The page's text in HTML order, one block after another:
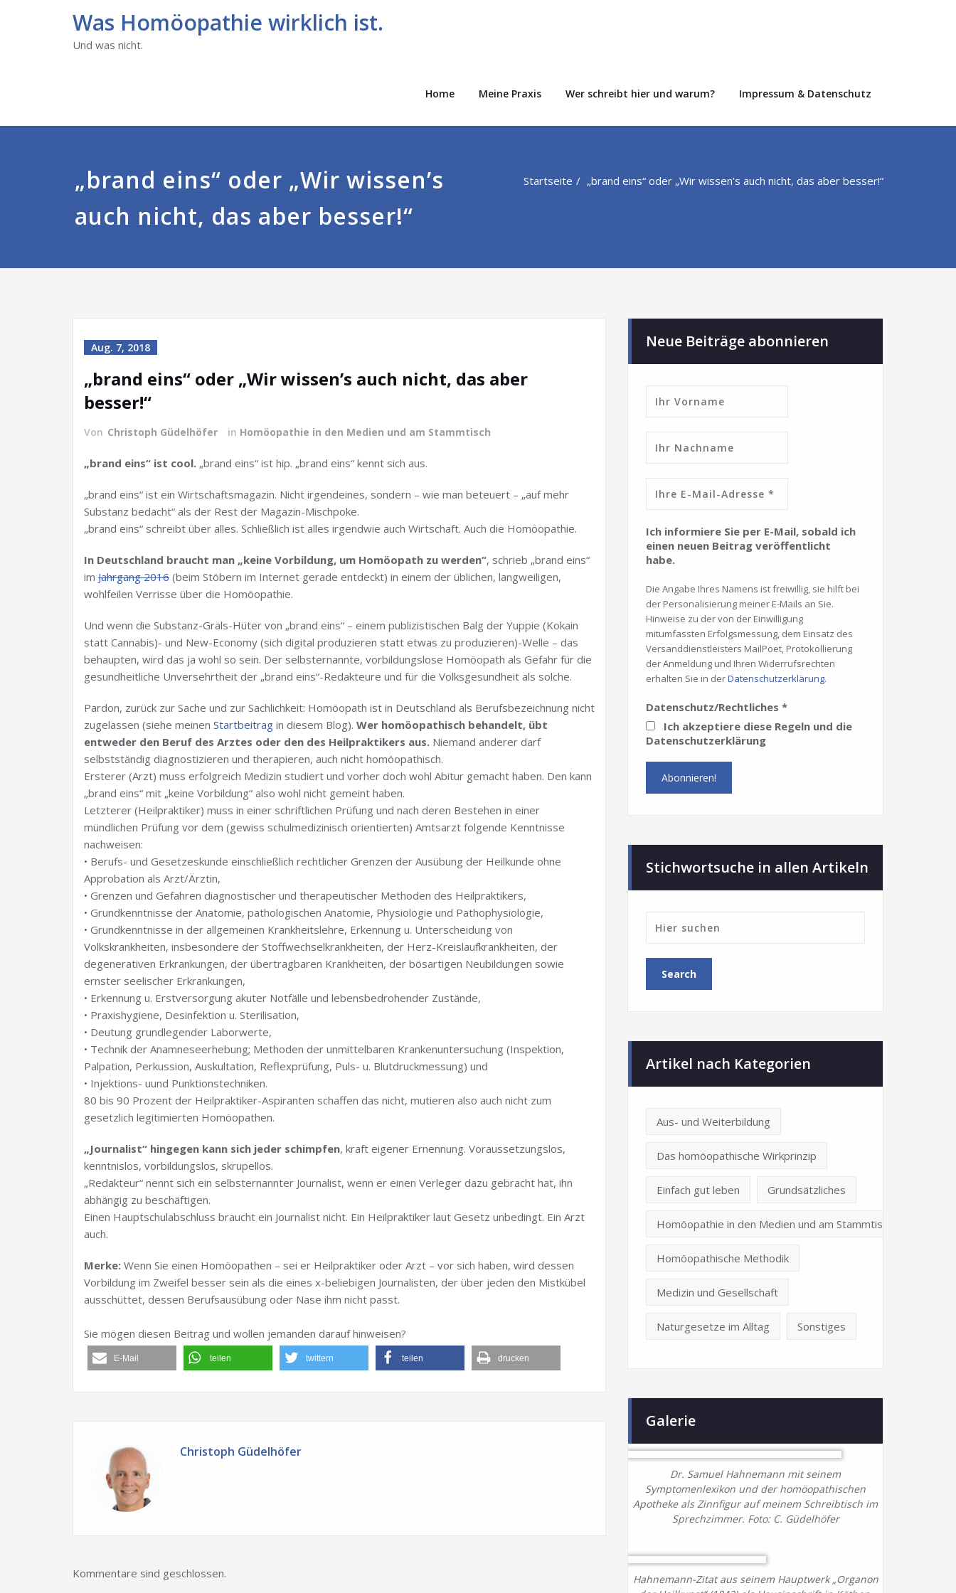
für Patienten und Homöopathen.
Was Homöopathie wirklich ist.
Und was nicht.
Home Meine Praxis Wer schreibt hier und warum? Impressum & Datenschutz
„brand eins“ oder „Wir wissen’s
auch nicht, das aber besser!“
Startseite „brand eins“ oder „Wir wissen’s auch nicht, das aber besser!“
Aug. 7, 2018
„brand eins“ oder „Wir wissen’s auch nicht, das aber
besser!“
Von Christoph Güdelhöfer in Homöopathie in den Medien und am Stammtisch
„brand eins“ ist cool. „brand eins“ ist hip. „brand eins“ kennt sich aus.
„brand eins“ ist ein Wirtschaftsmagazin. Nicht irgendeines, sondern – wie man beteuert – „auf mehr
Substanz bedacht“ als der Rest der Magazin-Mischpoke.
„brand eins“ schreibt über alles. Schließlich ist alles irgendwie auch Wirtschaft. Auch die Homöopathie.
In Deutschland braucht man „keine Vorbildung, um Homöopath zu werden“, schrieb „brand eins“
im Jahrgang 2016 (beim Stöbern im Internet gerade entdeckt) in einem der üblichen, langweiligen,
wohlfeilen Verrisse über die Homöopathie.
Und wenn die Substanz-Grals-Hüter von „brand eins“ – einem publizistischen Balg der Yuppie (Kokain
statt Cannabis)- und New-Economy (sich digital produzieren statt etwas zu produzieren)-Welle – das
behaupten, wird das ja wohl so sein. Der selbsternannte, vorbildungslose Homöopath als Gefahr für die
gesundheitliche Unversehrtheit der „brand eins“-Redakteure und für die Volksgesundheit als solche.
Pardon, zurück zur Sache und zur Sachlichkeit: Homöopath ist in Deutschland als Berufsbezeichnung nicht
zugelassen (siehe meinen Startbeitrag in diesem Blog). Wer homöopathisch behandelt, übt
entweder den Beruf des Arztes oder den des Heilpraktikers aus. Niemand anderer darf
selbstständig diagnostizieren und therapieren, auch nicht homöopathisch.
Ersterer (Arzt) muss erfolgreich Medizin studiert und vorher doch wohl Abitur gemacht haben. Den kann
„brand eins“ mit „keine Vorbildung“ also wohl nicht gemeint haben.
Letzterer (Heilpraktiker) muss in einer schriftlichen Prüfung und nach deren Bestehen in einer
mündlichen Prüfung vor dem (gewiss schulmedizinisch orientierten) Amtsarzt folgende Kenntnisse
nachweisen:
• Berufs- und Gesetzeskunde einschließlich rechtlicher Grenzen der Ausübung der Heilkunde ohne
Approbation als Arzt/Ärztin,
• Grenzen und Gefahren diagnostischer und therapeutischer Methoden des Heilpraktikers,
• Grundkenntnisse der Anatomie, pathologischen Anatomie, Physiologie und Pathophysiologie,
• Grundkenntnisse in der allgemeinen Krankheitslehre, Erkennung u. Unterscheidung von
Volkskrankheiten, insbesondere der Stoffwechselkrankheiten, der Herz-Kreislaufkrankheiten, der
degenerativen Erkrankungen, der übertragbaren Krankheiten, der bösartigen Neubildungen sowie
ernster seelischer Erkrankungen,
• Erkennung u. Erstversorgung akuter Notfälle und lebensbedrohender Zustände,
• Praxishygiene, Desinfektion u. Sterilisation,
• Deutung grundlegender Laborwerte,
• Technik der Anamneseerhebung; Methoden der unmittelbaren Krankenuntersuchung (Inspektion,
Palpation, Perkussion, Auskultation, Reflexprüfung, Puls- u. Blutdruckmessung) und
• Injektions- uund Punktionstechniken.
80 bis 90 Prozent der Heilpraktiker-Aspiranten schaffen das nicht, mutieren also auch nicht zum
gesetzlich legitimierten Homöopathen.
„Journalist“ hingegen kann sich jeder schimpfen, kraft eigener Ernennung. Voraussetzungslos,
kenntnislos, vorbildungslos, skrupellos.
„Redakteur“ nennt sich ein selbsternannter Journalist, wenn er einen Verleger dazu gebracht hat, ihn
abhängig zu beschäftigen.
Einen Hauptschulabschluss braucht ein Journalist nicht. Ein Heilpraktiker laut Gesetz unbedingt. Ein Arzt
auch.
Merke: Wenn Sie einen Homöopathen – sei er Heilpraktiker oder Arzt – vor sich haben, wird dessen
Vorbildung im Zweifel besser sein als die eines x-beliebigen Journalisten, der über jeden den Mistkübel
ausschüttet, dessen Berufsausübung oder Nase ihm nicht passt.
Sie mögen diesen Beitrag und wollen jemanden darauf hinweisen?
E-Mail teilen twittern teilen drucken
Christoph Güdelhöfer
Kommentare sind geschlossen.
Neue Beiträge abonnieren
Ich informiere Sie per E-Mail, sobald ich
einen neuen Beitrag veröffentlicht
habe.
Die Angabe Ihres Namens ist freiwillig, sie hilft bei
der Personalisierung meiner E-Mails an Sie.
Hinweise zu der von der Einwilligung
mitumfassten Erfolgsmessung, dem Einsatz des
Versanddienstleisters MailPoet, Protokollierung
der Anmeldung und Ihren Widerrufsrechten
erhalten Sie in derDatenschutzerklärung.
Datenschutz/Rechtliches *
Ich akzeptiere diese Regeln und die
Datenschutzerklärung
Stichwortsuche in allen Artikeln
Artikel nach Kategorien
Aus- und Weiterbildung
Das homöopathische Wirkprinzip
Einfach gut leben Grundsätzliches
Homöopathie in den Medien und am Stammtisch
Homöopathische Methodik
Medizin und Gesellschaft
Naturgesetze im Alltag Sonstiges
Galerie
Dr. Samuel Hahnemann mit seinem
Symptomenlexikon und der homöopathischen
Apotheke als Zinnfigur auf meinem Schreibtisch im
Sprechzimmer. Foto: C. Güdelhöfer
Hahnemann-Zitat aus seinem Hauptwerk „Organon